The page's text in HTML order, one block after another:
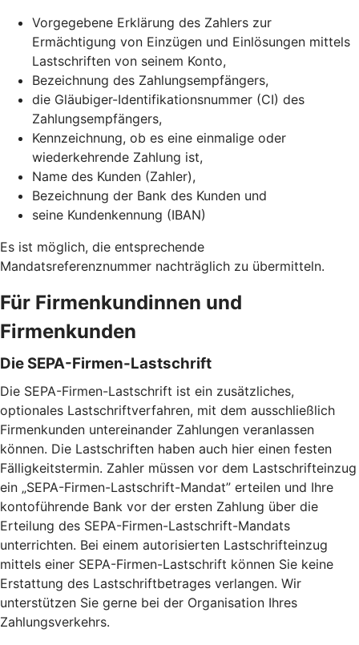
Vorgegebene Erklärung des Zahlers zur
Ermächtigung von Einzügen und Einlösungen mittels
Lastschriften von seinem Konto,
Bezeichnung des Zahlungsempfängers,
die Gläubiger-Identifikationsnummer (CI) des
Zahlungsempfängers,
Kennzeichnung, ob es eine einmalige oder
wiederkehrende Zahlung ist,
Name des Kunden (Zahler),
Bezeichnung der Bank des Kunden und
seine Kundenkennung (IBAN)
Es ist möglich, die entsprechende
Mandatsreferenznummer nachträglich zu übermitteln.
Für Firmenkundinnen und
Firmenkunden
Die SEPA-Firmen-Lastschrift
Die SEPA-Firmen-Lastschrift ist ein zusätzliches,
optionales Lastschriftverfahren, mit dem ausschließlich
Firmenkunden untereinander Zahlungen veranlassen
können. Die Lastschriften haben auch hier einen festen
Fälligkeitstermin. Zahler müssen vor dem Lastschrifteinzug
ein „SEPA-Firmen-Lastschrift-Mandat” erteilen und Ihre
kontoführende Bank vor der ersten Zahlung über die
Erteilung des SEPA-Firmen-Lastschrift-Mandats
unterrichten. Bei einem autorisierten Lastschrifteinzug
mittels einer SEPA-Firmen-Lastschrift können Sie keine
Erstattung des Lastschriftbetrages verlangen. Wir
unterstützen Sie gerne bei der Organisation Ihres
Zahlungsverkehrs.